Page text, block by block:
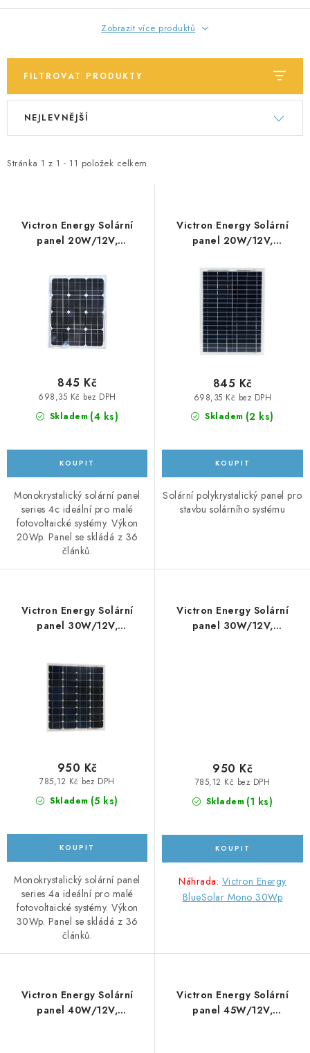
JAK VYBRAT SOLÁRNÍ SYSTÉM
KONTAKTY
POŠTOVNÉ A DOPRAVA
OBCHODNÍ PODMÍNKY
GDPR
JIŠTĚNÍ DC
KABELY A KONEKTORY
POWERBANKY
MONTÁŽNÍ MATERIÁL
Prodejna JESENICE
Prodejna BRNO
POŠTOVNÉ A DOPRAVA
OBCHODNÍ PODMÍNKY
GDPR
OVĚŘOVÁNÍ RECENZÍ
ZPĚTNÝ ODBĚR ELEKTROZAŘÍZENÍ, BATERIÍ A
Zobrazit více produktů
FILTROVAT PRODUKTY
V
i
Stránka 1 z 1 - 11 položek celkem
Ř
e
NEJLEVNĚJŠÍ
Victron Energy Solární
panel 20W/12V,
Skladem (4 ks)
698,35 Kč bez DPH
845 Kč
Monokrystalický solární panel
series 4c ideální pro malé
fotovoltaické systémy. Výkon
20Wp. Panel se skládá z 36
článků.
Victron Energy Solární
panel 20W/12V,
Skladem (2 ks)
698,35 Kč bez DPH
845 Kč
Solární polykrystalický panel pro
stavbu solárního systému
Victron Energy Solární
panel 30W/12V,
Skladem (5 ks)
785,12 Kč bez DPH
950 Kč
Monokrystalický solární panel
series 4a ideální pro malé
fotovoltaické systémy. Výkon
30Wp. Panel se skládá z 36
článků.
Victron Energy Solární
panel 30W/12V,
Skladem (1 ks)
785,12 Kč bez DPH
950 Kč
Náhrada: Victron Energy
BlueSolar Mono 30Wp
Victron Energy Solární
panel 40W/12V,
Victron Energy Solární
panel 45W/12V,